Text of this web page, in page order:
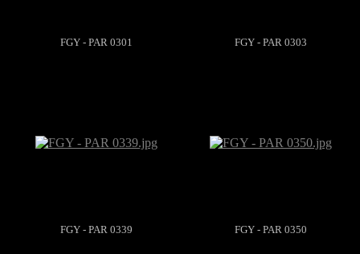
FGY - PAR 0301 FGY - PAR 0303
FGY - PAR 0339 FGY - PAR 0350